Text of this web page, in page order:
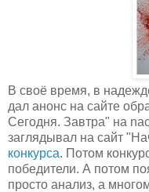
В своё время, в
дал анонс на сайте
Сегодня. Завтра" на
заглядывал на сайт
конкурса. Потом
победители. А потом
просто анализ, а